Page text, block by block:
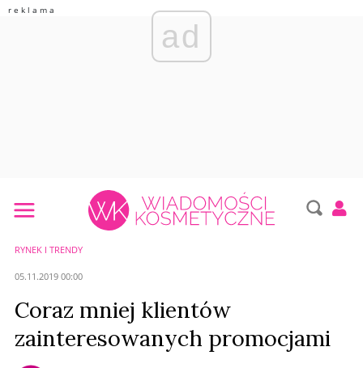
ad
RYNEK I TRENDY
05.11.2019 00:00
Coraz mniej klientów
zainteresowanych promocjami